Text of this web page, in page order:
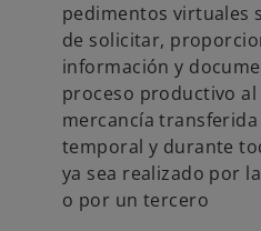
pedimentos virtuales
de solicitar,
información y
proceso productivo
mercancía
temporal y durante
ya sea realizado por
o por un tercero